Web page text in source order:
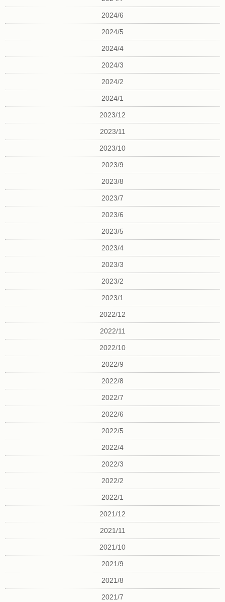
2024/6
2024/5
2024/4
2024/3
2024/2
2024/1
2023/12
2023/11
2023/10
2023/9
2023/8
2023/7
2023/6
2023/5
2023/4
2023/3
2023/2
2023/1
2022/12
2022/11
2022/10
2022/9
2022/8
2022/7
2022/6
2022/5
2022/4
2022/3
2022/2
2022/1
2021/12
2021/11
2021/10
2021/9
2021/8
2021/7